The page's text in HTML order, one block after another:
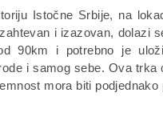
Istočne Srbije, na
i izazovan, dolazi
90km i potrebno je
i samog sebe. Ova
mora biti